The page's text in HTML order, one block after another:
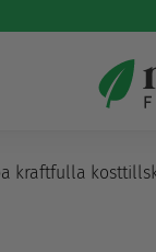
kraftfulla